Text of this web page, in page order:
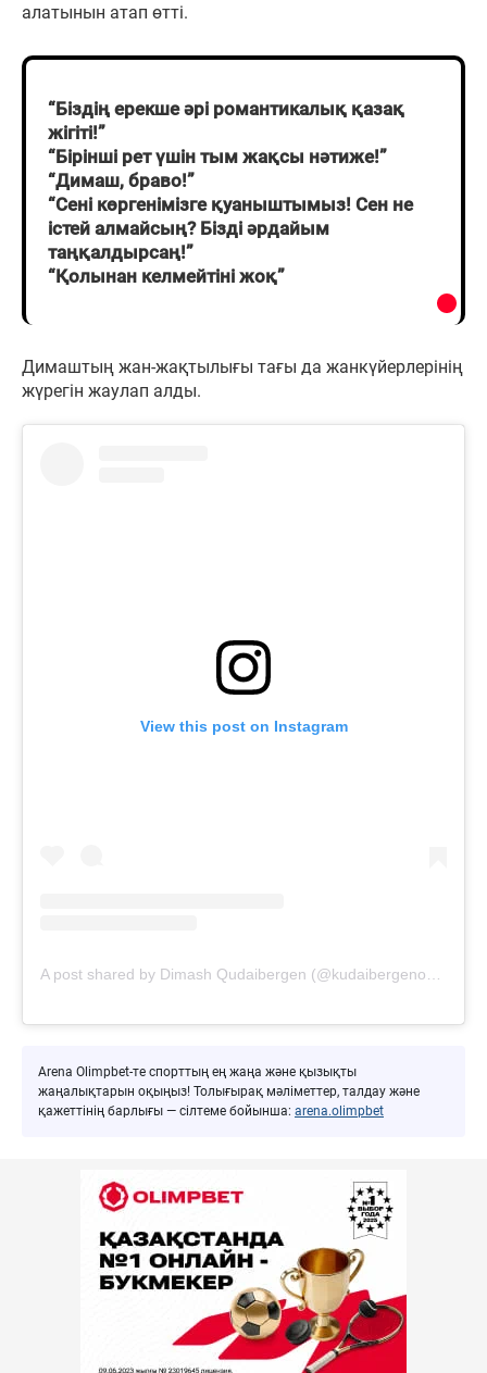
алатынын атап өтті.
“Біздің ерекше әрі романтикалық қазақ
жігіті!”
“Бірінші рет үшін тым жақсы нәтиже!”
“Димаш, браво!”
“Сені көргенімізге қуаныштымыз! Сен не
істей алмайсың? Бізді әрдайым
таңқалдырсаң!”
“Қолынан келмейтіні жоқ”
Димаштың жан-жақтылығы тағы да жанкүйерлерінің
жүрегін жаулап алды.
View this post on Instagram
Arena Olimpbet-те спорттың ең жаңа және қызықты
жаңалықтарын оқыңыз! Толығырақ мәліметтер, талдау және
қажеттінің барлығы — сілтеме бойынша: arena.olimpbet